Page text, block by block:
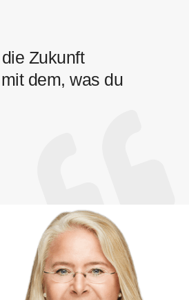
Zukunft
dem, was du